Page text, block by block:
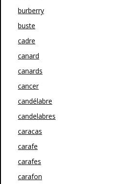
burberry
buste
cadre
canard
canards
cancer
candélabre
candelabres
caracas
carafe
carafes
carafon